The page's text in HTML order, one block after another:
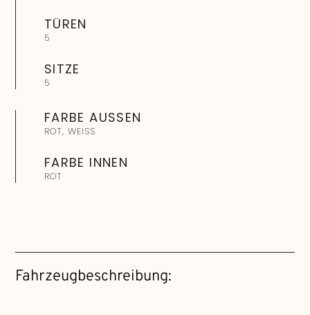
TÜREN
5
SITZE
5
FARBE AUSSEN
ROT, WEISS
FARBE INNEN
ROT
Fahrzeugbeschreibung: